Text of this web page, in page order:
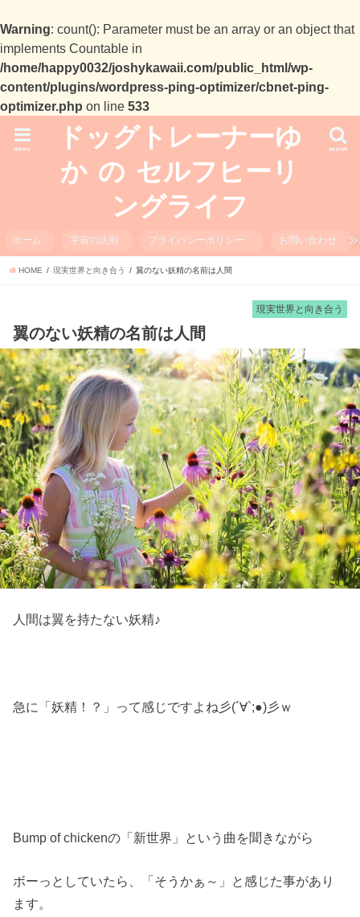
Warning: count(): Parameter must be an array or an object that
implements Countable in
/home/happy0032/joshykawaii.com/public_html/wp-
content/plugins/wordpress-ping-optimizer/cbnet-ping-
optimizer.php on line 533
ドッグトレーナーゆ
か の セルフヒーリ
ングライフ
search
menu
ホーム 宇宙の法則 プライバシーポリシー お問い合わせ
HOME 現実世界と向き合う 翼のない妖精の名前は人間
現実世界と向き合う
翼のない妖精の名前は人間
人間は翼を持たない妖精♪
急に「妖精！？」って感じですよね彡(´∀`;●)彡ｗ
Bump of chickenの「新世界」という曲を聞きながら
ボーっとしていたら、「そうかぁ～」と感じた事があり
ます。